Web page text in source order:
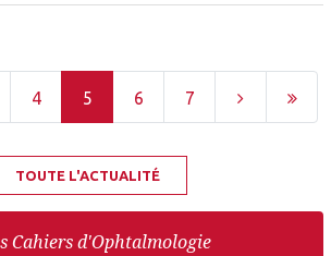
4 5 6 7
TOUTE L'ACTUALITÉ
Cahiers d'Ophtalmologie